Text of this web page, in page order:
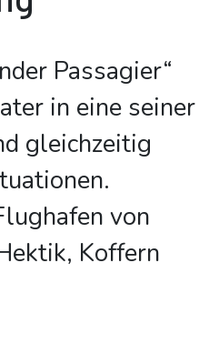
Passagier“
in eine seiner
gleichzeitig
von
Koffern